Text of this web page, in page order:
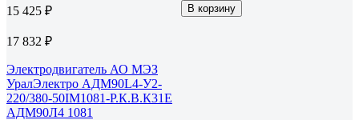
15 425 ₽
17 832 ₽
Электродвигатель АО МЭЗ
УралЭлектро АДМ90L4-У2-
220/380-50IM1081-Р.К.В.К31Е
АДМ90Л4 1081
В корзину